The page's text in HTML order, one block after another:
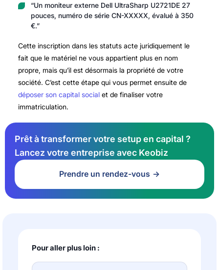
“Un moniteur externe Dell UltraSharp U2721DE 27
pouces, numéro de série CN-XXXXX, évalué à 350
€.”
Cette inscription dans les statuts acte juridiquement le
fait que le matériel ne vous appartient plus en nom
propre, mais qu’il est désormais la propriété de votre
société. C’est cette étape qui vous permet ensuite de
déposer son capital socialet de finaliser votre
immatriculation.
Prêt à transformer votre setup en capital ?
Lancez votre entreprise avec Keobiz
Prendre un rendez-vous
Pour aller plus loin :